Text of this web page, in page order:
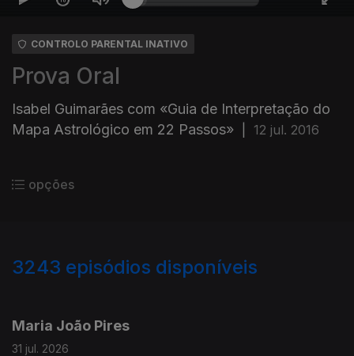
CONTROLO PARENTAL INATIVO
Prova Oral
Isabel Guimarães com «Guia de Interpretação do
Mapa Astrológico em 22 Passos»
12 jul. 2016
opções
3243 episódios disponíveis
Maria João Pires
31 jul. 2026